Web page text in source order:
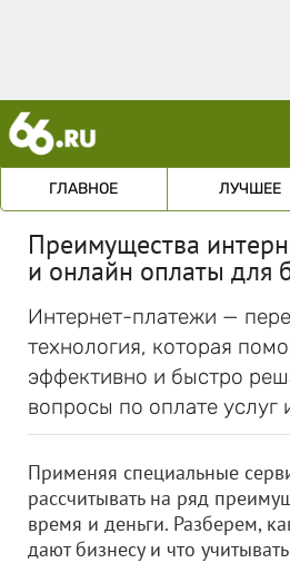
ГЛАВНОЕ ЛУЧШЕЕ
Преимущества
и онлайн оплаты для
Интернет-платежи —
технология, которая
эффективно и быстро
вопросы по оплате услуг
Применяя специальные
рассчитывать на ряд
время и деньги. Разберем,
дают бизнесу и что